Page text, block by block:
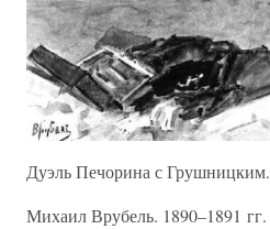
Дуэль Печорина с Грушницким.
Михаил Врубель. 1890–1891 гг.